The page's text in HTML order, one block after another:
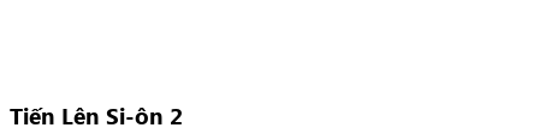
Tiến Lên Si-ôn 2